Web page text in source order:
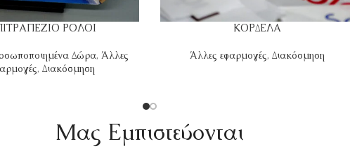
ΡΟΛΟΙ
Δώρα,Άλλες
, Διακόσμηση
ΚΟΡΔΕΛΑ
Άλλες εφαρμογές, Διακόσμηση
Mας Εμπιστεύονται